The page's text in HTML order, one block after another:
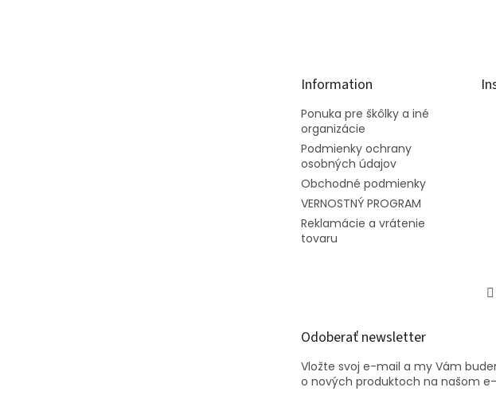
Information
Ponuka pre škôlky a iné
organizácie
Podmienky ochrany
osobných údajov
Obchodné podmienky
VERNOSTNÝ PROGRAM
Reklamácie a vrátenie
tovaru
Odoberať newsletter
Vložte svoj e-mail a my Vám
o nových produktoch na našom